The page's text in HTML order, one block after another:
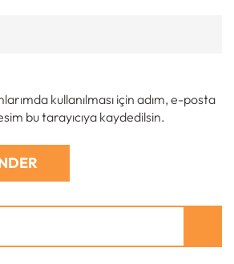
kullanılması için adım, e-posta
bu tarayıcıya kaydedilsin.